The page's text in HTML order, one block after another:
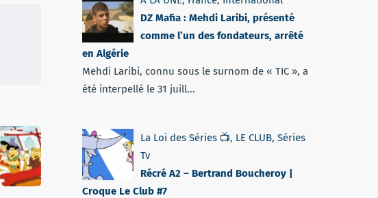
DZ Mafia : Mehdi Laribi, présenté
comme l’un des fondateurs, arrêté
en Algérie
Mehdi Laribi, connu sous le surnom de « TIC », a
été interpellé le 31 juill...
La Loi des Séries 📺, LE CLUB, Séries
Tv
Récré A2 – Bertrand Boucheroy |
Croque Le Club #7